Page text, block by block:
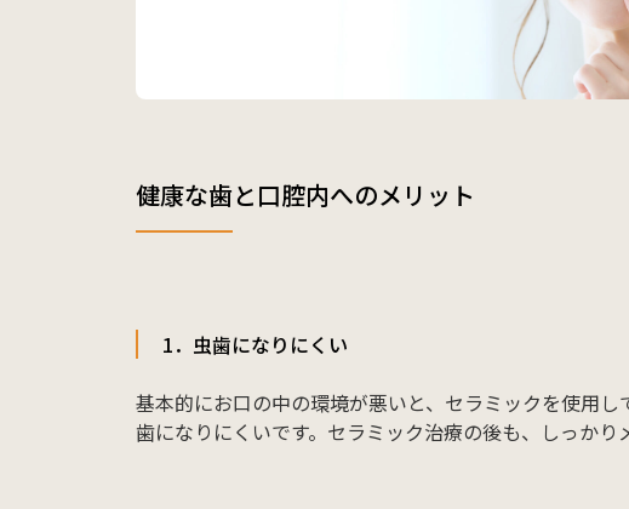
健康な歯と口腔内へのメリット
1．虫歯になりにくい
基本的にお口の中の環境が悪いと、セラミックを使用
歯になりにくいです。セラミック治療の後も、しっかり